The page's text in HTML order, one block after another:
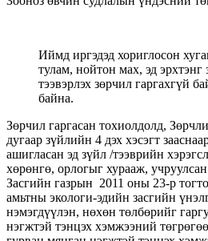
Иймд иргэдэд хориглосон
тулам, нойтон мах, эд эрхтэнг
тээвэрлэх зөрчил гаргахгүй
байна.
Зөрчил гаргасан тохиолдолд,
дугаар зүйлийн 4 дэх хэсэгт
ашигласан эд зүйл /тээврийн
хөрөнгө, орлогыг хурааж,
Засгийн газрын 2011 оны 23-р
амьтны экологи-эдийн засгийн
нэмэгдүүлэн, нөхөн төлбөрийг
нэгжтэй тэнцэх хэмжээний